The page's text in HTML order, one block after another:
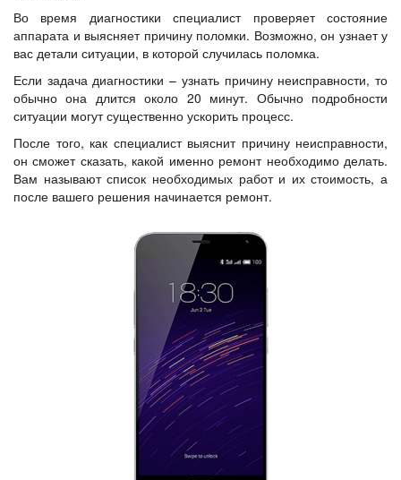
Во время диагностики специалист проверяет состояние
аппарата и выясняет причину поломки. Возможно, он узнает у
вас детали ситуации, в которой случилась поломка.
Если задача диагностики – узнать причину неисправности, то
обычно она длится около 20 минут. Обычно подробности
ситуации могут существенно ускорить процесс.
После того, как специалист выяснит причину неисправности,
он сможет сказать, какой именно ремонт необходимо делать.
Вам называют список необходимых работ и их стоимость, а
после вашего решения начинается ремонт.